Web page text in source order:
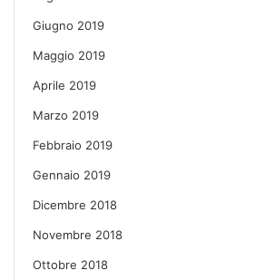
Giugno 2019
Maggio 2019
Aprile 2019
Marzo 2019
Febbraio 2019
Gennaio 2019
Dicembre 2018
Novembre 2018
Ottobre 2018